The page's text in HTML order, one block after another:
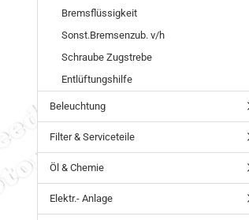
Bremsflüssigkeit
Sonst.Bremsenzub. v/h
Schraube Zugstrebe
Entlüftungshilfe
Beleuchtung
Filter & Serviceteile
Öl & Chemie
Elektr.- Anlage